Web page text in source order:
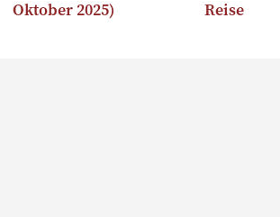
Oktober 2025)
Reise